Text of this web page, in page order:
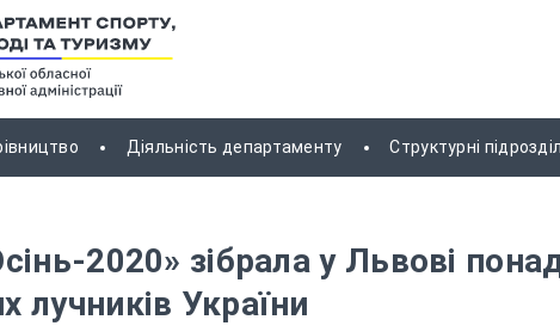
Діяльність департаменту Структурні
2020» зібрала у Львові
лучників України